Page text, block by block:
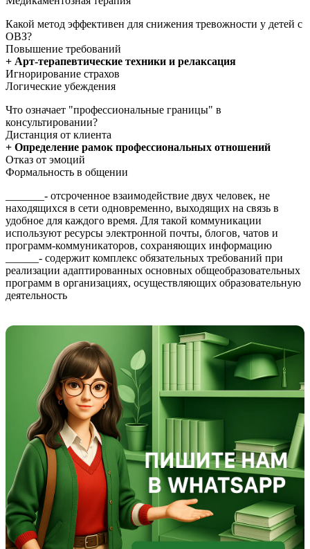
Какой метод эффективен для снижения тревожности у детей с
ОВЗ?
Повышение требований
+ Арт-терапевтические техники и релаксация
Игнорирование страхов
Логические убеждения
Что означает "профессиональные границы" в
консультировании?
Дистанция от клиента
+ Определение рамок профессиональных отношений
Отказ от эмоций
Формальность в общении
_______- отсроченное взаимодействие двух человек, не
находящихся в сети одновременно, выходящих на связь в
удобное для каждого время. Для такой коммуникации
используют ресурсы электронной почты, блогов, чатов и
программ-коммуникаторов, сохраняющих информацию
______- содержит комплекс обязательных требований при
реализации адаптированных основных общеобразовательных
программ в организациях, осуществляющих образовательную
деятельность